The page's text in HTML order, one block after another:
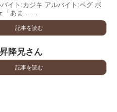
イト:カジキ アルバイト:ペグ ボ
「あま ......
記事を読む
降兄さん
記事を読む